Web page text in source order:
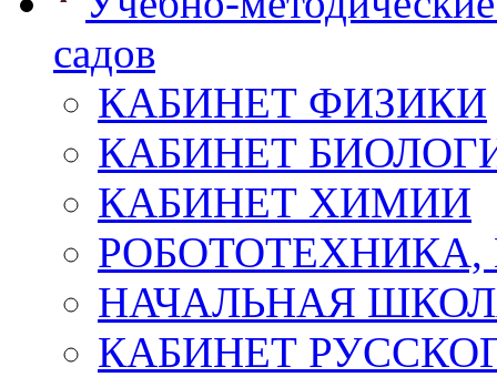
садов
КАБИНЕТ ФИЗИКИ
КАБИНЕТ
КАБИНЕТ ХИМИИ
НАЧАЛЬНАЯ
КАБИНЕТ